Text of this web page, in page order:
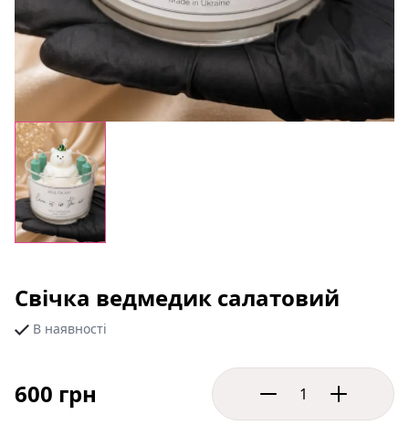
Свічка ведмедик салатовий
В наявності
600 грн